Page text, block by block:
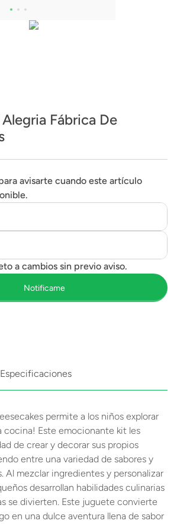
Fábrica De
avisarte cuando este artículo
Especificaciones
permite a los niños explorar
cocina! Este emocionante kit les
de crear y decorar sus propios
entre una variedad de sabores y
Al mezclar ingredientes y personalizar
desarrollan habilidades culinarias
se divierten. Este juguete convierte
en una dulce aventura llena de sabor